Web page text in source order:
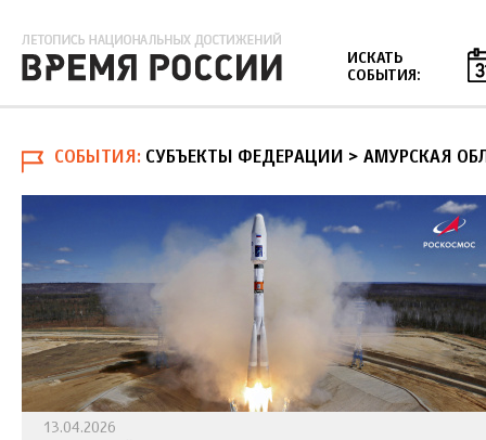
ИСКАТЬ
СОБЫТИЯ:
СОБЫТИЯ СУБЪЕКТЫ ФЕДЕРАЦИИ > АМУРСКАЯ
13.04.2026